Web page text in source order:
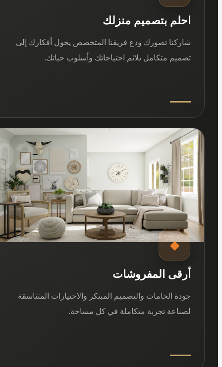
احلم بتصميم منزلك
شاركنا تصورك ودع فريقنا المتخصص يحول أفكارك إلى
تصميم متكامل يلائم احتياجاتك وأسلوب حياتك.
02
◆
أرقى المفروشات
جودة الخامات والتصميم المبتكر والاختيارات المتناسقة
لصناعة تجربة متكاملة في كل مساحة.